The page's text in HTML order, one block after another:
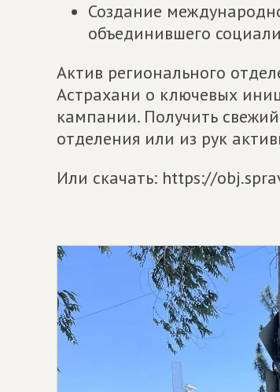
Создание
объединившего
Актив регионального
Астрахани о ключевых
кампании. Получить
отделения или из рук
Или скачать: https://